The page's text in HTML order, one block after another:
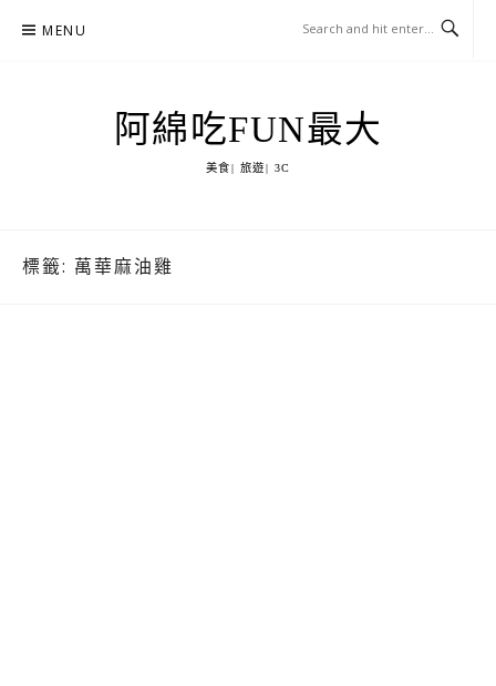
MENU
阿綿吃FUN最大
美食| 旅遊| 3C
標籤: 萬華麻油雞